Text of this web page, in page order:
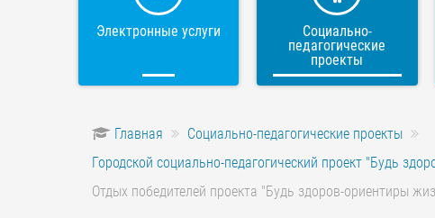
Электронные услуги
Социально-
педагогические
проекты
Главная
Социально-педагогические проекты
Городской социально-педагогический проект "Будь
Отдых победителей проекта "Будь здоров-ориентиры